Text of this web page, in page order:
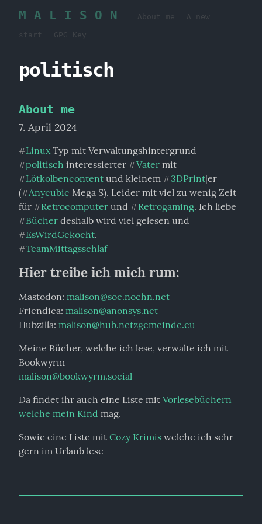
M A L I S O N About me A new
start GPG Key
politisch
About me
7. April 2024
#Linux
#politisch interessierter #Vater mit
#Lötkolbencontent und kleinem #3DPrint|er
(#Anycubic Mega S). Leider mit viel zu wenig Zeit
für #Retrocomputer und #Retrogaming
#Bücher
#EsWirdGekocht
#TeamMittagsschlaf
Hier treibe ich mich rum:
Mastodon: malison@soc.nochn.net
Friendica: malison@anonsys.net
Hubzilla: malison@hub.netzgemeinde.eu
Meine Bücher, welche ich lese, verwalte ich mit
malison@bookwyrm.social
Da findet ihr auch eine Liste mit Vorlesebüchern
welche mein Kind mag.
Sowie eine Liste mit Cozy Krimis welche ich sehr
gern im Urlaub lese